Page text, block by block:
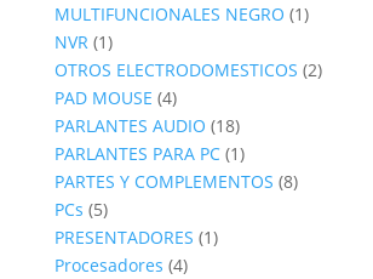
productos
MULTIFUNCIONALES NEGRO 11
NVR 11
producto
OTROS ELECTRODOMESTICOS 22
PAD MOUSE 44
productos
PARLANTES AUDIO 1818
productos
PARLANTES PARA PC 11
producto
PARTES Y COMPLEMENTOS 88
PCs 55
productos
PRESENTADORES 11
Procesadores 44